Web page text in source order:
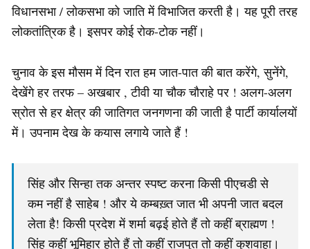
विधानसभा / लोकसभा को जाति में विभाजित करती है। यह पूरी तरह
लोकतांत्रिक है। इसपर कोई रोक-टोक नहीं।
चुनाव के इस मौसम में दिन रात हम जात-पात की बात करेंगे, सुनेंगे,
देखेंगे हर तरफ – अखबार , टीवी या चौक चौराहे पर ! अलग-अलग
स्रोत से हर क्षेत्र की जातिगत जनगणना की जाती है पार्टी कार्यालयों
में। उपनाम देख के कयास लगाये जाते हैं !
सिंह और सिन्हा तक अन्तर स्पष्ट करना किसी पीएचडी से
कम नहीं है साहेब ! और ये कम्बख़्त जात भी अपनी जात बदल
लेता है! किसी प्रदेश में शर्मा बढ़ई होते हैं तो कहीं ब्राह्मण !
सिंह कहीं भूमिहार होते हैं तो कहीं राजपुत तो कहीं कुशवाहा।